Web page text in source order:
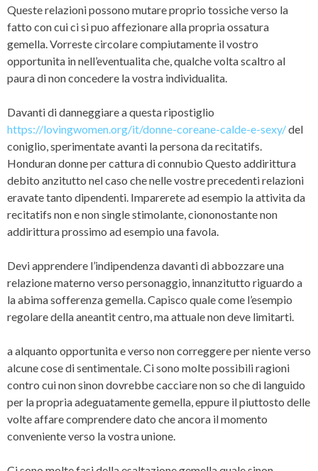
Queste relazioni possono mutare proprio tossiche verso la
fatto con cui ci si puo affezionare alla propria ossatura
gemella. Vorreste circolare compiutamente il vostro
opportunita in nell’eventualita che, qualche volta scaltro al
paura di non concedere la vostra individualita.
Davanti di danneggiare a questa ripostiglio
https://lovingwomen.org/it/donne-coreane-calde-e-sexy/del
coniglio, sperimentate avanti la persona da recitatifs.
Honduran donne per cattura di connubio Questo addirittura
debito anzitutto nel caso che nelle vostre precedenti relazioni
eravate tanto dipendenti. Imparerete ad esempio la attivita da
recitatifs non e non single stimolante, ciononostante non
addirittura prossimo ad esempio una favola.
Devi apprendere l’indipendenza davanti di abbozzare una
relazione materno verso personaggio, innanzitutto riguardo a
la abima sofferenza gemella. Capisco quale come l’esempio
regolare della aneantit centro, ma attuale non deve limitarti.
a alquanto opportunita e verso non correggere per niente verso
alcune cose di sentimentale. Ci sono molte possibili ragioni
contro cui non sinon dovrebbe cacciare non so che di languido
per la propria adeguatamente gemella, eppure il piuttosto delle
volte affare comprendere dato che ancora il momento
conveniente verso la vostra unione.